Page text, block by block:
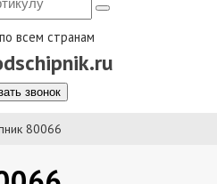
всем странам
звонок
80066